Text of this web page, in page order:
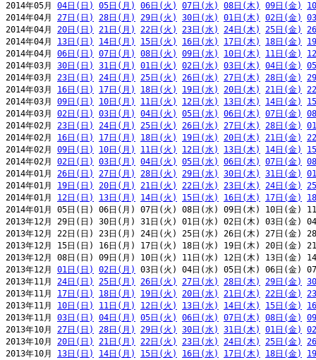
2014年05月 04日(日) 05日(月) 06日(火) 07日(水) 08日(木) 09日(金)
2014年04月 27日(日) 28日(月) 29日(火) 30日(水) 01日(木) 02日(金)
2014年04月 20日(日) 21日(月) 22日(火) 23日(水) 24日(木) 25日(金)
2014年04月 13日(日) 14日(月) 15日(火) 16日(水) 17日(木) 18日(金)
2014年04月 06日(日) 07日(月) 08日(火) 09日(水) 10日(木) 11日(金)
2014年03月 30日(日) 31日(月) 01日(火) 02日(水) 03日(木) 04日(金)
2014年03月 23日(日) 24日(月) 25日(火) 26日(水) 27日(木) 28日(金)
2014年03月 16日(日) 17日(月) 18日(火) 19日(水) 20日(木) 21日(金)
2014年03月 09日(日) 10日(月) 11日(火) 12日(水) 13日(木) 14日(金)
2014年03月 02日(日) 03日(月) 04日(火) 05日(水) 06日(木) 07日(金)
2014年02月 23日(日) 24日(月) 25日(火) 26日(水) 27日(木) 28日(金)
2014年02月 16日(日) 17日(月) 18日(火) 19日(水) 20日(木) 21日(金)
2014年02月 09日(日) 10日(月) 11日(火) 12日(水) 13日(木) 14日(金)
2014年02月 02日(日) 03日(月) 04日(火) 05日(水) 06日(木) 07日(金)
2014年01月 26日(日) 27日(月) 28日(火) 29日(水) 30日(木) 31日(金)
2014年01月 19日(日) 20日(月) 21日(火) 22日(水) 23日(木) 24日(金)
2014年01月 12日(日) 13日(月) 14日(火) 15日(水) 16日(木) 17日(金)
2014年01月 05日(日) 06日(月) 07日(火) 08日(水) 09日(木) 10日(金)
2013年12月 29日(日) 30日(月) 31日(火) 01日(水) 02日(木) 03日(金)
2013年12月 22日(日) 23日(月) 24日(火) 25日(水) 26日(木) 27日(金)
2013年12月 15日(日) 16日(月) 17日(火) 18日(水) 19日(木) 20日(金)
2013年12月 08日(日) 09日(月) 10日(火) 11日(水) 12日(木) 13日(金)
2013年12月 01日(日) 02日(月)
03日(火) 04日(水) 05日(木) 06日(金)
2013年11月 24日(日) 25日(月) 26日(火) 27日(水) 28日(木) 29日(金)
2013年11月 17日(日) 18日(月) 19日(火) 20日(水) 21日(木) 22日(金)
2013年11月 10日(日) 11日(月) 12日(火) 13日(水) 14日(木) 15日(金)
2013年11月 03日(日) 04日(月) 05日(火) 06日(水) 07日(木) 08日(金)
2013年10月 27日(日) 28日(月) 29日(火) 30日(水) 31日(木) 01日(金)
2013年10月 20日(日) 21日(月) 22日(火) 23日(水) 24日(木) 25日(金)
2013年10月 13日(日) 14日(月) 15日(火) 16日(水) 17日(木) 18日(金)